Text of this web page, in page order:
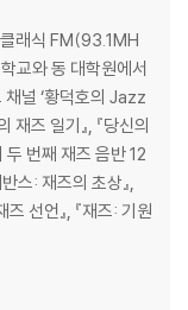
래식 FM(93.1MH
교와 동 대학원에서
널 ‘황덕호의 Jazz
재즈 일기』, 『당신의
두 번째 재즈 음반 12
스: 재즈의 초상』,
즈 선언』, 『재즈: 기원